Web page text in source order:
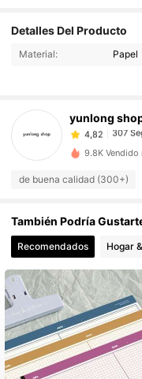
Detalles Del Producto
Material: Papel
yunlong
4,82 307
307
307
4,82
307
s***5
4,82
4,82
4,82 307
4,82 307
4,82 307
9.8K Vendido
de buena calidad (300+)
También Podría
Recomendados Hogar